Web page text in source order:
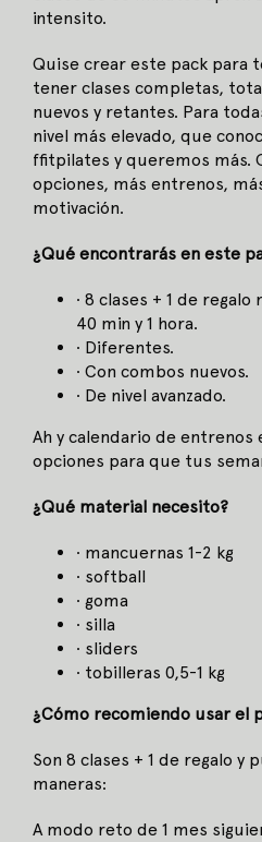
intensito.
Quise crear este pack para
tener clases completas,
nuevos y retantes. Para
nivel más elevado, que
ffitpilates y queremos más.
opciones, más entrenos,
motivación.
¿Qué encontrarás en este
· 8 clases + 1 de
40 min y 1 hora.
· Diferentes.
· Con combos nuevos.
· De nivel avanzado.
Ah y calendario de
opciones para que tus
¿Qué material necesito?
· mancuernas 1-2 kg
· softball
· goma
· silla
· sliders
· tobilleras 0,5-1 kg
¿Cómo recomiendo usar el
Son 8 clases + 1 de regalo y
maneras:
A modo reto de 1 mes